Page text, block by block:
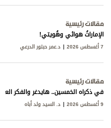
مقالات رئيسية
الإماراتُ هوائي وهُويتي!
7 أغسطس 2026 د.عمر حبتور الدرعي
مقالات رئيسية
في ذكراه الخمسين.. هايدغر والفكر العربي
9 أغسطس 2026 د. السيد ولد أباه